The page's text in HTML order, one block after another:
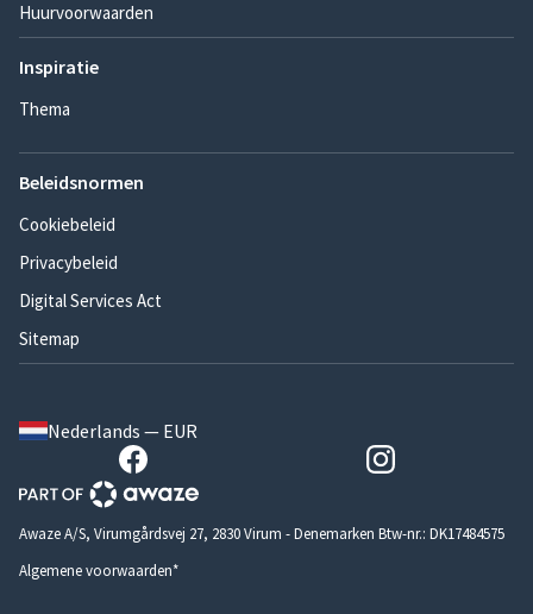
Huurvoorwaarden
Inspiratie
Thema
Beleidsnormen
Cookiebeleid
Privacybeleid
Digital Services Act
Sitemap
Nederlands — EUR
Awaze A/S, Virumgårdsvej 27, 2830 Virum - Denemarken Btw-nr.: DK17484575
Algemene voorwaarden*